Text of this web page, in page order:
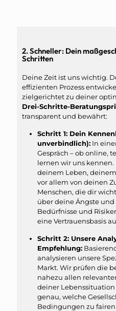
2. Schneller: Dein
Schritten
Deine Zeit ist uns wichtig.
effizienten Prozess
zielgerichtet zu deiner
Drei-Schritte-
transparent und bewährt:
Schritt 1: Dein
unverbindlich): In
Gespräch – ob online,
lernen wir uns kennen.
deinem Leben,
vor allem von deinen
Menschen, die dir
über deine Ängste
Bedürfnisse und
eine Vertrauensbasis
Schritt 2: Unsere
Empfehlung:
analysieren unsere
Markt. Wir prüfen die
nahezu allen
deiner
genau, welche
Bedingungen zu